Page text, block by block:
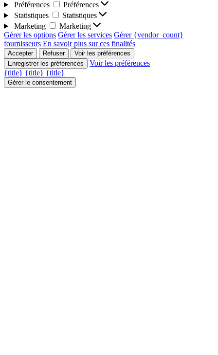
Préférences
Préférences
Statistiques
Statistiques
Marketing
Marketing
Gérer les options Gérer les services Gérer {vendor_count}
fournisseurs En savoir plus sur ces finalités
Accepter Refuser
Voir les préférences
Enregistrer les préférences
Voir les préférences
{title} {title} {title}
Gérer le consentement